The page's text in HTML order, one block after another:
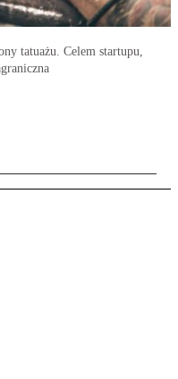
tatuażu. Celem startupu,